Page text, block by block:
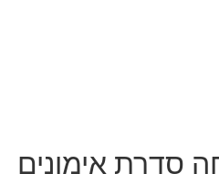
סדרת אימונים